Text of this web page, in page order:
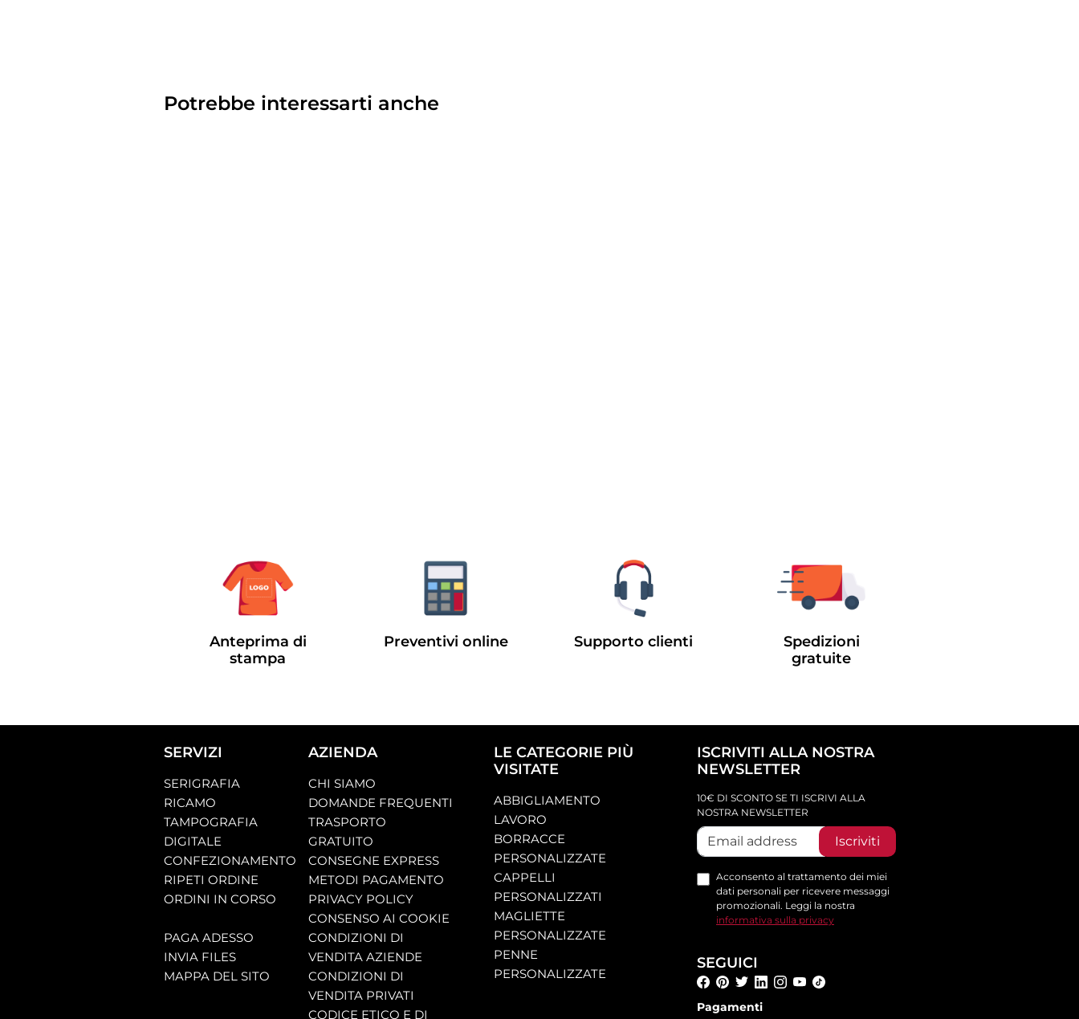
Potrebbe interessarti anche
Anteprima di
stampa
Preventivi online Supporto clienti
Spedizioni
gratuite
SERVIZI
SERIGRAFIA
RICAMO
TAMPOGRAFIA
DIGITALE
CONFEZIONAMENTO
RIPETI ORDINE
ORDINI IN CORSO
PAGA ADESSO
INVIA FILES
MAPPA DEL SITO
AZIENDA
CHI SIAMO
DOMANDE FREQUENTI
TRASPORTO
GRATUITO
CONSEGNE EXPRESS
METODI PAGAMENTO
PRIVACY POLICY
CONSENSO AI COOKIE
CONDIZIONI DI
VENDITA AZIENDE
CONDIZIONI DI
VENDITA PRIVATI
CODICE ETICO E DI
LE CATEGORIE PIÙ
VISITATE
ABBIGLIAMENTO
LAVORO
BORRACCE
PERSONALIZZATE
CAPPELLI
PERSONALIZZATI
MAGLIETTE
PERSONALIZZATE
PENNE
PERSONALIZZATE
ISCRIVITI ALLA NOSTRA
NEWSLETTER
10€ DI SCONTO SE TI ISCRIVI ALLA
NOSTRA NEWSLETTER
Iscriviti
Acconsento al trattamento dei miei
dati personali per ricevere messaggi
promozionali. Leggi la nostra
informativa sulla privacy
SEGUICI
Pagamenti